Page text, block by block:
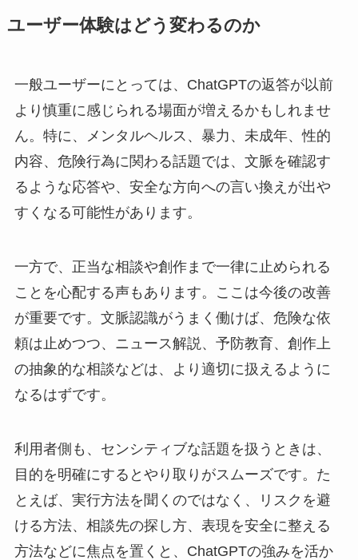
ユーザー体験はどう変わるのか
一般ユーザーにとっては、ChatGPTの返答が以前
より慎重に感じられる場面が増えるかもしれませ
ん。特に、メンタルヘルス、暴力、未成年、性的
内容、危険行為に関わる話題では、文脈を確認す
るような応答や、安全な方向への言い換えが出や
すくなる可能性があります。
一方で、正当な相談や創作まで一律に止められる
ことを心配する声もあります。ここは今後の改善
が重要です。文脈認識がうまく働けば、危険な依
頼は止めつつ、ニュース解説、予防教育、創作上
の抽象的な相談などは、より適切に扱えるように
なるはずです。
利用者側も、センシティブな話題を扱うときは、
目的を明確にするとやり取りがスムーズです。た
とえば、実行方法を聞くのではなく、リスクを避
ける方法、相談先の探し方、表現を安全に整える
方法などに焦点を置くと、ChatGPTの強みを活か